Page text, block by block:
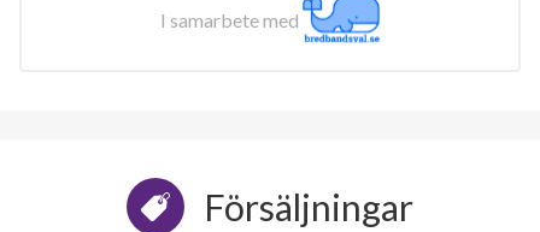
I samarbete med
Försäljningar